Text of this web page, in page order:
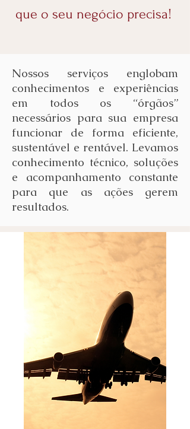
que o seu negócio precisa!
Nossos serviços englobam
conhecimentos e experiências
em todos os “órgãos”
necessários para sua empresa
funcionar de forma eficiente,
sustentável e rentável. Levamos
conhecimento técnico, soluções
e acompanhamento constante
para que as ações gerem
resultados.